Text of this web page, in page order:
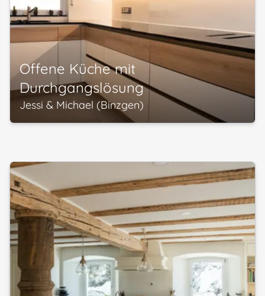
Offene Küche mit
Durchgangslösung
Jessi & Michael (Binzgen)